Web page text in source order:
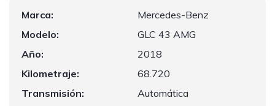
Marca:
Mercedes-Benz
Modelo:
GLC 43 AMG
Año:
2018
Kilometraje:
68.720
Transmisión:
Automática